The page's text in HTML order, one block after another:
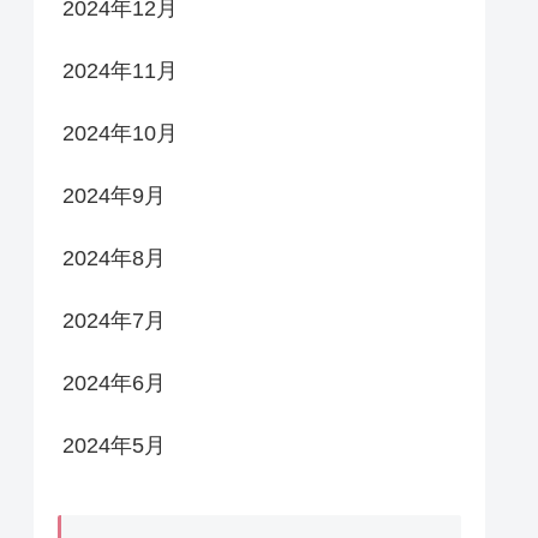
2024年12月
2024年11月
2024年10月
2024年9月
2024年8月
2024年7月
2024年6月
2024年5月